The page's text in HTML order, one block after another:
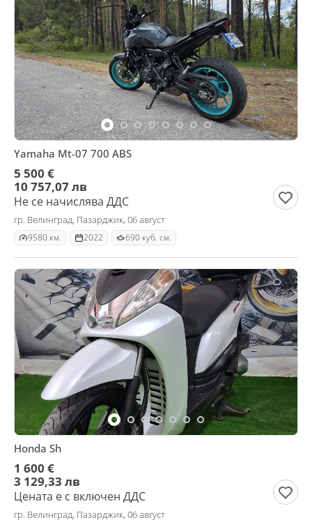
Yamaha Mt-07 700 ABS
5 500 €
10 757,07 лв
Не се начислява ДДС
гр. Велинград, Пазарджик, 06 август
9580 км. 2022 690 куб. см.
Honda Sh
1 600 €
3 129,33 лв
Цената е с включен ДДС
гр. Велинград, Пазарджик, 06 август